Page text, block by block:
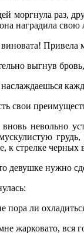
моргнула раз,
наградила
Привела
выгнув
свои
невольно
к стрелке
девушке нужно
пора ли
жарковато, вся